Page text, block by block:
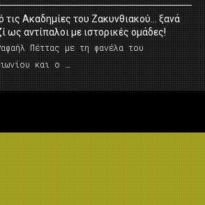
τις Ακαδημίες του Ζακυνθιακού… ξανά
ως αντίπαλοι με ιστορικές ομάδες!
Πέττας με τη φανέλα του
και ο …